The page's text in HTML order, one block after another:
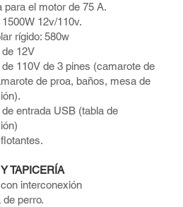
para el motor de 75 A.
12v/110v.
rígido: 580w
12V
110V de 3 pines (camarote de
de proa, baños, mesa de
entrada USB (tabla de
TAPICERÍA
interconexión
de perro.